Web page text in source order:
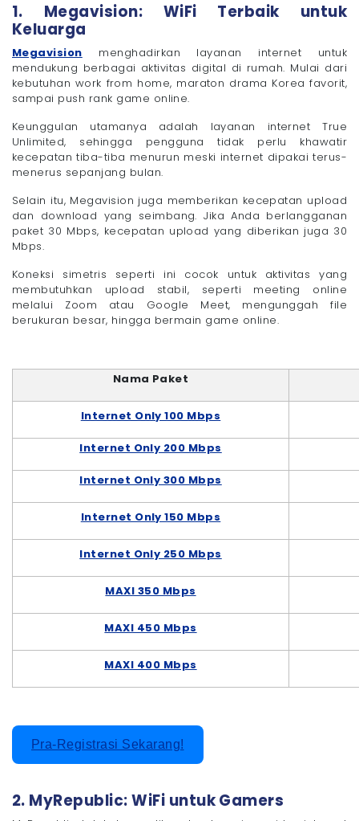
1. Megavision: WiFi Terbaik untuk
Keluarga
Megavision menghadirkan layanan internet untuk
mendukung berbagai aktivitas digital di rumah. Mulai dari
kebutuhan work from home, maraton drama Korea favorit,
sampai push rank game online.
Keunggulan utamanya adalah layanan internet True
Unlimited, sehingga pengguna tidak perlu khawatir
kecepatan tiba-tiba menurun meski internet dipakai terus-
menerus sepanjang bulan.
Selain itu, Megavision juga memberikan kecepatan upload
dan download yang seimbang. Jika Anda berlangganan
paket 30 Mbps, kecepatan upload yang diberikan juga 30
Mbps.
Koneksi simetris seperti ini cocok untuk aktivitas yang
membutuhkan upload stabil, seperti meeting online
melalui Zoom atau Google Meet, mengunggah file
berukuran besar, hingga bermain game online.
Nama Paket
Internet Only 100 Mbps
Internet Only 200 Mbps
Internet Only 300 Mbps
Internet Only 150 Mbps
Internet Only 250 Mbps
MAXI 350 Mbps
MAXI 450 Mbps
MAXI 400 Mbps
Pra-Registrasi Sekarang!
2. MyRepublic: WiFi untuk Gamers